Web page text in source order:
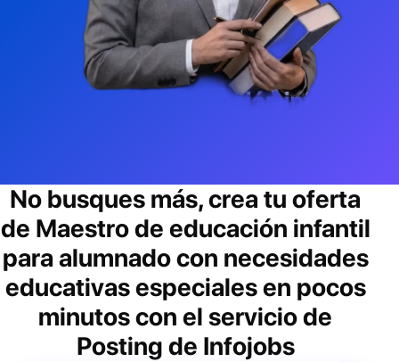
No busques más, crea tu oferta
de Maestro de educación infantil
para alumnado con necesidades
educativas especialesen pocos
minutos con el servicio de
Posting de Infojobs